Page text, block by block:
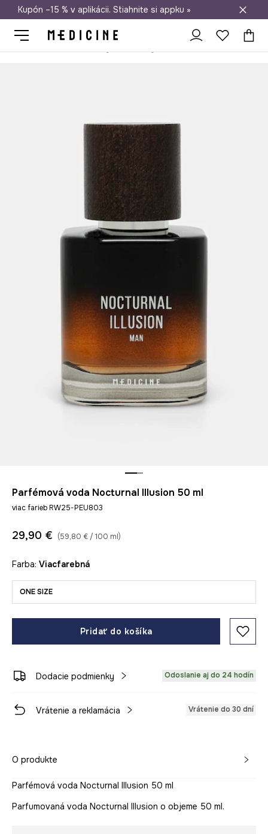
Doprava zadarmo od 50 €
Kupón –15 % v aplikácii. Stiahnite si appku »
Parfémová voda Nocturnal Illusion 50 ml
viac farieb RW25-PEU803
29,90 € (59,80 € / 100 ml)
Farba: viacfarebná
ONE SIZE
Pridať do košíka
Dodacie podmienky Odoslanie aj do 24 hodín
Vrátenie a reklamácia Vrátenie do 30 dní
O produkte
Parfémová voda Nocturnal Illusion 50 ml
Parfumovaná voda Nocturnal Illusion o objeme 50 ml.